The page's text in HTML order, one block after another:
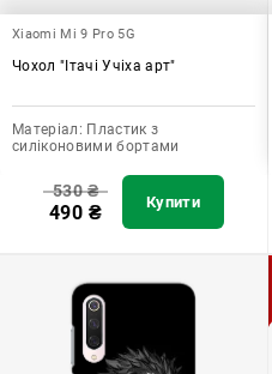
Xiaomi Mi 9 Pro 5G
Чохол "Ітачі Учіха арт"
Матеріал: Пластик з
силіконовими бортами
530₴
490 ₴ Купити